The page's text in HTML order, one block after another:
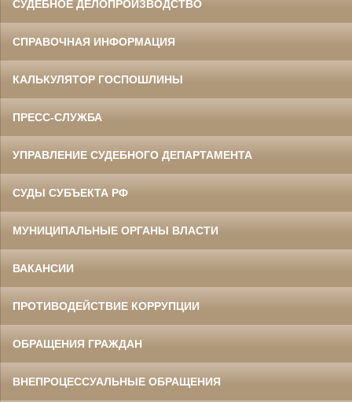
СУДЕБНОЕ ДЕЛОПРОИЗВОДСТВО
СПРАВОЧНАЯ ИНФОРМАЦИЯ
КАЛЬКУЛЯТОР ГОСПОШЛИНЫ
ПРЕСС-СЛУЖБА
УПРАВЛЕНИЕ СУДЕБНОГО ДЕПАРТАМЕНТА
СУДЫ СУБЪЕКТА РФ
МУНИЦИПАЛЬНЫЕ ОРГАНЫ ВЛАСТИ
ВАКАНСИИ
ПРОТИВОДЕЙСТВИЕ КОРРУПЦИИ
ОБРАЩЕНИЯ ГРАЖДАН
ВНЕПРОЦЕССУАЛЬНЫЕ ОБРАЩЕНИЯ